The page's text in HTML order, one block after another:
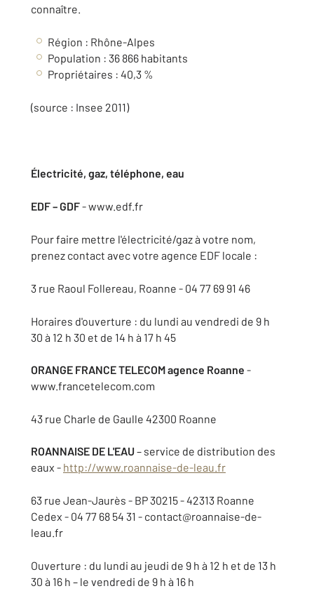
connaître.
Région : Rhône-Alpes
Population : 36 866 habitants
Propriétaires : 40,3 %
(source : Insee 2011)
Électricité, gaz, téléphone, eau
EDF – GDF- www.edf.fr
Pour faire mettre l'électricité/gaz à votre nom,
prenez contact avec votre agence EDF locale :
3 rue Raoul Follereau, Roanne - 04 77 69 91 46
Horaires d'ouverture : du lundi au vendredi de 9 h
30 à 12 h 30 et de 14 h à 17 h 45
ORANGE FRANCE TELECOMagence Roanne -
www.francetelecom.com
43 rue Charle de Gaulle 42300 Roanne
ROANNAISE DE L'EAU– service de distribution des
eaux - http://www.roannaise-de-leau.fr
63 rue Jean-Jaurès - BP 30215 - 42313 Roanne
Cedex - 04 77 68 54 31 - contact@roannaise-de-
leau.fr
Ouverture : du lundi au jeudi de 9 h à 12 h et de 13 h
30 à 16 h – le vendredi de 9 h à 16 h